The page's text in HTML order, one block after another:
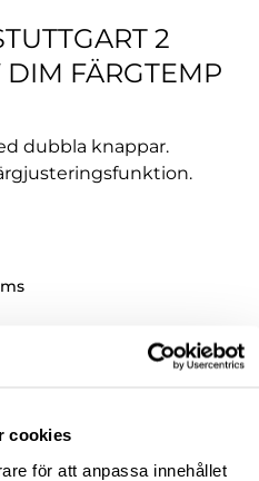
cookies
för att anpassa innehållet
2
FÄRGTEMP
dubbla knappar.